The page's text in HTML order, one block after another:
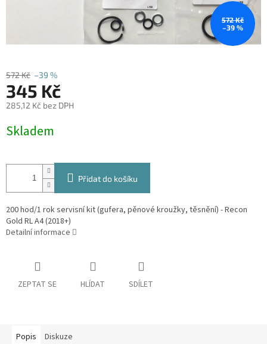
572 Kč
–39 %
572 Kč –39 %
345 Kč
285,12 Kč bez DPH
cena:
Skladem
Přidat do košíku
200 hod/1 rok servisní kit (gufera, pěnové kroužky, těsnění) - Recon
Gold RL A4 (2018+)
Detailní informace
ZEPTAT SE HLÍDAT SDÍLET
Popis Diskuze